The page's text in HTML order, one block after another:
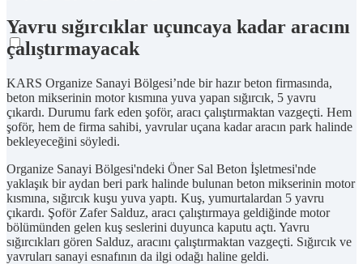
Yavru sığırcıklar uçuncaya kadar aracını
çalıştırmayacak
KARS Organize Sanayi Bölgesi’nde bir hazır beton firmasında,
beton mikserinin motor kısmına yuva yapan sığırcık, 5 yavru
çıkardı. Durumu fark eden şoför, aracı çalıştırmaktan vazgeçti. Hem
şoför, hem de firma sahibi, yavrular uçana kadar aracın park halinde
bekleyeceğini söyledi.
Organize Sanayi Bölgesi'ndeki Öner Sal Beton İşletmesi'nde
yaklaşık bir aydan beri park halinde bulunan beton mikserinin motor
kısmına, sığırcık kuşu yuva yaptı. Kuş, yumurtalardan 5 yavru
çıkardı. Şoför Zafer Salduz, aracı çalıştırmaya geldiğinde motor
bölümünden gelen kuş seslerini duyunca kaputu açtı. Yavru
sığırcıkları gören Salduz, aracını çalıştırmaktan vazgeçti. Sığırcık ve
yavruları sanayi esnafının da ilgi odağı haline geldi.